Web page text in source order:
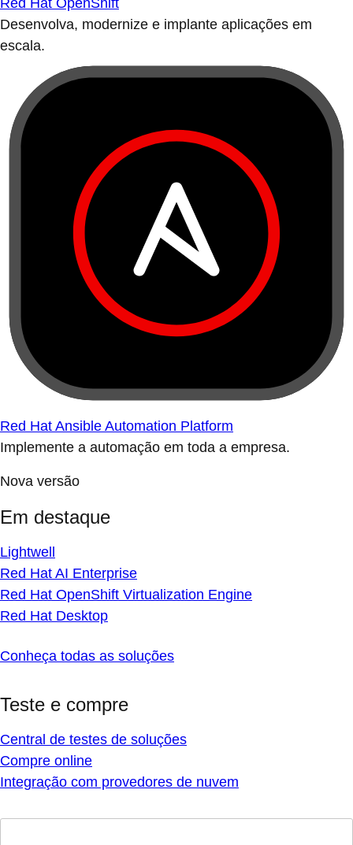
Red Hat OpenShift
Desenvolva, modernize e implante aplicações em
escala.
Red Hat Ansible Automation Platform
Implemente a automação em toda a empresa.
Nova versão
Em destaque
Lightwell
Red Hat AI Enterprise
Red Hat OpenShift Virtualization Engine
Red Hat Desktop
Conheça todas as soluções
Teste e compre
Central de testes de soluções
Compre online
Integração com provedores de nuvem